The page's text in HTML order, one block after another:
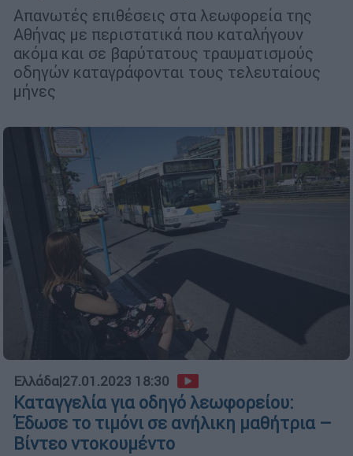
Απανωτές επιθέσεις στα λεωφορεία της
Αθήνας με περιστατικά που καταλήγουν
ακόμα και σε βαρύτατους τραυματισμούς
οδηγών καταγράφονται τους τελευταίους
μήνες
Ελλάδα|27.01.2023 18:30
Καταγγελία για οδηγό λεωφορείου:
Έδωσε το τιμόνι σε ανήλικη μαθήτρια –
Βίντεο ντοκουμέντο